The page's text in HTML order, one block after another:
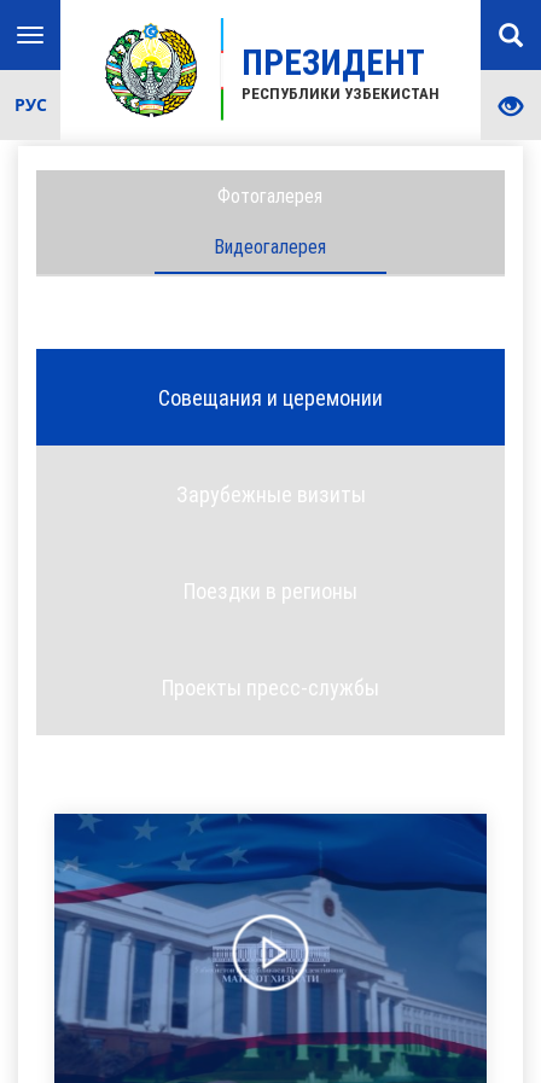
ПРЕЗИДЕНТ
РЕСПУБЛИКИ УЗБЕКИСТАН
Toggle
navigation
РУС
Фотогалерея
Видеогалерея
Совещания и церемонии
Зарубежные визиты
Поездки в регионы
Проекты пресс-службы